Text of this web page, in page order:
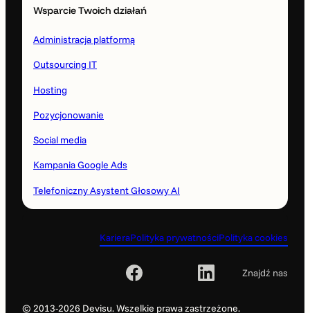
Wsparcie Twoich działań
Administracja platformą
Outsourcing IT
Hosting
Pozycjonowanie
Social media
Kampania Google Ads
Telefoniczny Asystent Głosowy AI
© 2013-2026 Devisu. Wszelkie prawa zastrzeżone.
KarieraPolityka prywatnościPolityka cookies
Znajdź nas